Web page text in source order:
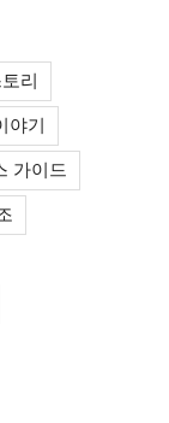
리
야기
가이드